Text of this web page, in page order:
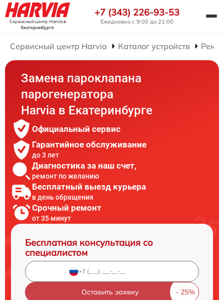
Сервисный центр Harviaв
Екатеринбурге
+7 (343) 226-93-53
Ежедневно с 9:00 до 21:00
Сервисный центр Harvia Каталог устройств
Замена пароклапана
парогенератора
Harvia в Екатеринбурге
Официальный сервис
Гарантийное обслуживание
до 3 лет
Диагностика за наш счет,
ремонт по желанию
Бесплатный выезд курьера
в день обращения
Срочный ремонт
от 35 минут
Бесплатная консультация со
специалистом
Оставить заявку